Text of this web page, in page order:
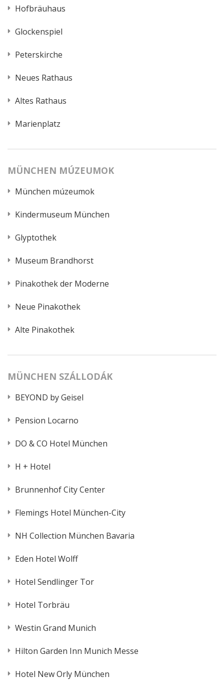
Hofbräuhaus
Glockenspiel
Peterskirche
Neues Rathaus
Altes Rathaus
Marienplatz
MÜNCHEN MÚZEUMOK
München múzeumok
Kindermuseum München
Glyptothek
Museum Brandhorst
Pinakothek der Moderne
Neue Pinakothek
Alte Pinakothek
MÜNCHEN SZÁLLODÁK
BEYOND by Geisel
Pension Locarno
DO & CO Hotel München
H + Hotel
Brunnenhof City Center
Flemings Hotel München-City
NH Collection München Bavaria
Eden Hotel Wolff
Hotel Sendlinger Tor
Hotel Torbräu
Westin Grand Munich
Hilton Garden Inn Munich Messe
Hotel New Orly München